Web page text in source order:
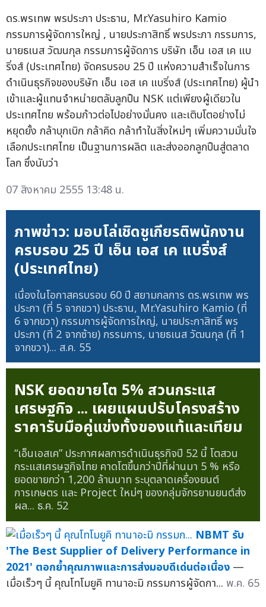
ดร.พรเทพ พรประภา ประธาน, Mr.Yasuhiro Kamio
กรรมการผู้จัดการใหญ่ , นายประกาสิทธิ์ พรประภา กรรมการ,
นายธเนส วัฒนกุล กรรมการผู้จัดการ บริษัท เอ็น เอส เค แบ
ริ่งส์ (ประเทศไทย) จัดครบรอบ 25 ปี แห่งความสำเร็จในการ
ดำเนินธุรกิจของบริษัท เอ็น เอส เค แบริ่งส์ (ประเทศไทย) ผู้นำ
เข้าและผู้แทนจำหน่ายตลับลูกปืน NSK แต่เพียงผู้เดียวใน
ประเทศไทย พร้อมก้าวต่อไปอย่างมั่นคง และเติบโตอย่างไม่
หยุดยั้ง กล้าบุกเบิก กล้าคิด กล้าทำในสิ่งใหม่ๆ เพิ่มความมั่นใจ
เลือกประเทศไทย เป็นฐานการผลิต และส่งออกลูกปืนสู่ตลาด
โลก ซึ่งนับว่า
07 สิงหาคม 2555 13:48 น.
ภาพข่าว: มอบโล่เชิดชูเกียรติพนักงาน
ครบรอบ 25 ปี เอ็น เอส เค แบริ่งส์
(ประเทศไทย)
เนื่องในโอกาสครบรอบ 60 ปี สยามกลการ ดร.พรเทพ พร
ประภา (ที่ 5 จากขวา) ประธาน, Mr.Yasuhiro Kamio (ที่
6 จากขวา) กรรมการผู้จัดการใหญ่, นายประกาสิทธิ์ พร
ประภา (ที่ 2 จากซ้าย) กรรมการ, นายธเนส วัฒนกุล (ที่ 1
จากขวา)... ส.ค. 55
NSK ยอดขายโต 5% สวนกระแส
เศรษฐกิจ ... เผยแผนปรับโครงสร้าง
ราคารับมือคู่แข่งทั้งของแท้และเทียม
“เอ็นเอสเค” ประกาศผลการดำเนินธุรกิจปี 52 นี้ โตสวน
กระแสเศรษฐกิจไทย คาดโตขึ้นกว่าปีที่ผ่านมา 5 % หรือ
ยอดขายกว่า 1,200 ล้านบาท ระบุตลาดเครื่องยนต์
การเกษตร และ Project ใหม่ๆ ของกลุ่มจักรยานยนต์ส่ง
ผล... ธ.ค. 52
NBMT รับ
'The Best Supplier of Delivery Performance in
2021' ตอกย้ำคุณภาพและการส่งมอบดีเด่นต่อเนื่อง —
เมื่อเร็วๆ นี้ คุณโทโมยูคิ ทานาอะมิ กรรมการผู้จัดกา... พ.ค. 65